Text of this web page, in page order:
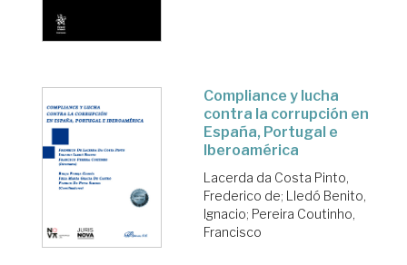
Compliance y lucha
contra la corrupción en
España, Portugal e
Iberoamérica
Lacerda da Costa Pinto,
Frederico de; Lledó Benito,
Ignacio; Pereira Coutinho,
Francisco